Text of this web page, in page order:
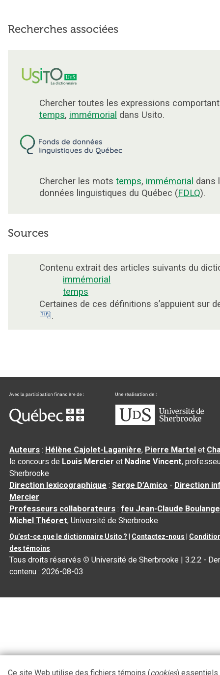
Recherches associées
Chercher toutes les expressions
temps, immémorial dans Usito.
Chercher les mots temps, immémorial dans
données linguistiques du Québec (FDLQ).
Sources
Contenu extrait des articles suivants du
immémorial
temps
Certaines de ces définitions s’appuient sur
.
Auteurs : Hélène Cajolet-Laganière, Pierre Martel et
le concours de Louis Mercier et Nadine Vincent,
Sherbrooke
Direction lexicographique :Serge D’Amico - Direction
Mercier
Professeurs collaborateurs :feu Jean-Claude
Michel Théoret, Université de Sherbrooke
Qu’est-ce que le dictionnaire Usito ? Contactez-nous
des témoins
Tous droits réservés © Université de Sherbrooke |3.2.2 -
contenu :2026-08-03
Ce site Web utilise des fichiers témoins (cookies) essentiels